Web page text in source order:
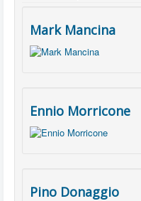
Mark Mancina
Ennio Morricone
Pino Donaggio